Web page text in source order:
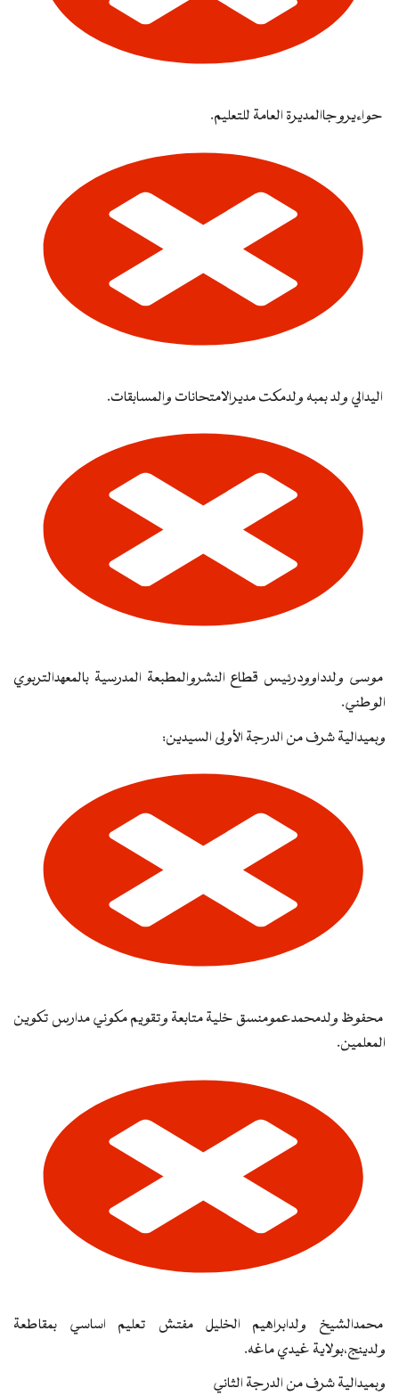
حواءيروجاالمديرة العامة للتعليم.
اليدالي ولد بمبه ولدمكت مديرالامتحانات والمسابقات.
موسى ولدداوودرئيس قطاع النشروالمطبعة المدرسية بالمعهدالتربوي
الوطني.
وبميدالية شرف من الدرجة الأولى السيدين:
محفوظ ولدمحمدعمومنسق خلية متابعة وتقويم مكوني مدارس تكوين
المعلمين.
محمدالشيخ ولدابراهيم الخليل مفتش تعليم اساسي بمقاطعة
ولدينج،بولاية غيدي ماغه.
وبميدالية شرف من الدرجة الثاني